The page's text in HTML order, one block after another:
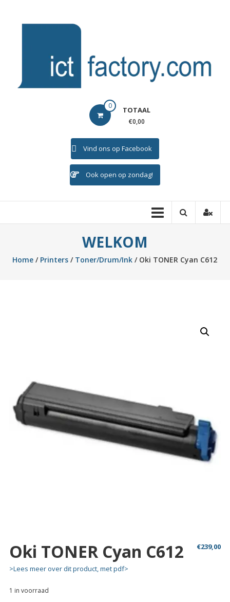
ICTFACTORY 0 TOTAAL
€0,00
Vind ons op Facebook
Ook open op zondag!
WELKOM
Home / Printers / Toner/Drum/Ink / Oki TONER Cyan C612
Oki TONER Cyan C612 €239,00
>Lees meer over dit product, met pdf>
1 in voorraad